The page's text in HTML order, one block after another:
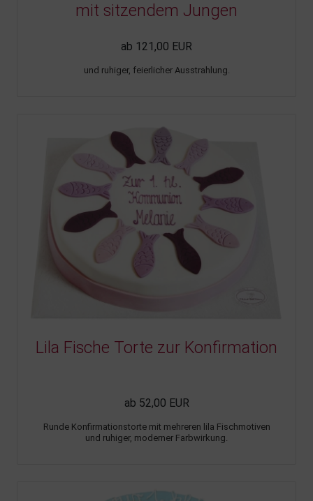
mit sitzendem Jungen
ab 121,00 EUR
und ruhiger, feierlicher Ausstrahlung.
Lila Fische Torte zur Konfirmation
ab 52,00 EUR
Runde Konfirmationstorte mit mehreren lila Fischmotiven
und ruhiger, moderner Farbwirkung.